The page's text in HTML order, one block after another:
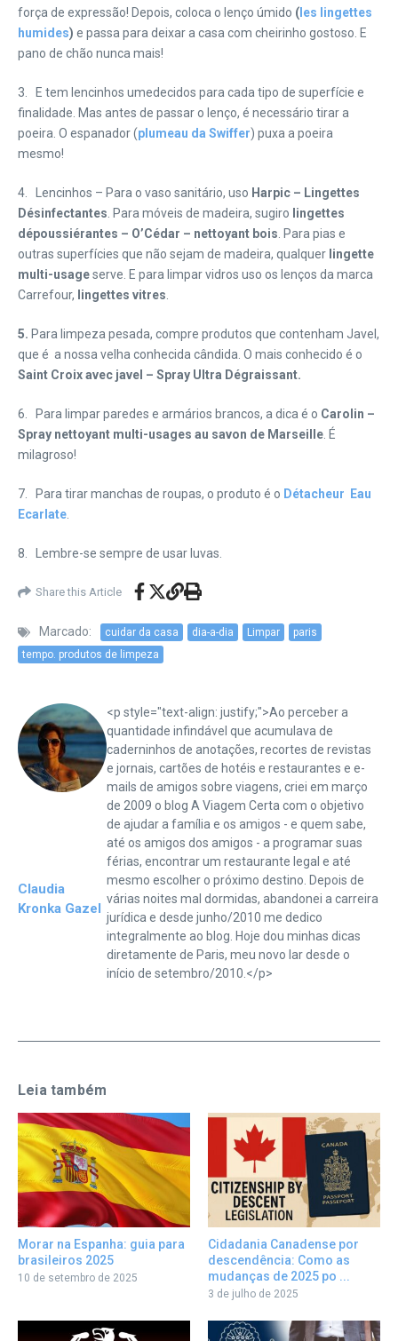
força de expressão! Depois, coloca o lenço úmido ( les lingettes
humides) e passa para deixar a casa com cheirinho gostoso. E
pano de chão nunca mais!
3. E tem lencinhos umedecidos para cada tipo de superfície e
finalidade. Mas antes de passar o lenço, é necessário tirar a
poeira. O espanador (plumeau da Swiffer) puxa a poeira
mesmo!
4. Lencinhos – Para o vaso sanitário, uso Harpic – Lingettes
Désinfectantes . Para móveis de madeira, sugiro lingettes
dépoussiérantes – O’Cédar – nettoyant bois . Para pias e
outras superfícies que não sejam de madeira, qualquer lingette
multi-usageserve. E para limpar vidros uso os lenços da marca
Carrefour, lingettes vitres
5. Para limpeza pesada, compre produtos que contenham Javel,
que é a nossa velha conhecida cândida. O mais conhecido é o
Saint Croix avec javel – Spray Ultra Dégraissant.
6. Para limpar paredes e armários brancos, a dica é o Carolin –
Spray nettoyant multi-usages au savon de Marseille . É
milagroso!
7. Para tirar manchas de roupas, o produto é o Détacheur Eau
Ecarlate
8. Lembre-se sempre de usar luvas.
Share this Article
Marcado: cuidar da casa dia-a-dia Limpar
paris
tempo. produtos de limpeza
Claudia
Kronka Gazel
<p style="text-align: justify;">Ao perceber a
quantidade infindável que acumulava de
caderninhos de anotações, recortes de revistas
e jornais, cartões de hotéis e restaurantes e e-
mails de amigos sobre viagens, criei em março
de 2009 o blog A Viagem Certa com o objetivo
de ajudar a família e os amigos - e quem sabe,
até os amigos dos amigos - a programar suas
férias, encontrar um restaurante legal e até
mesmo escolher o próximo destino. Depois de
várias noites mal dormidas, abandonei a carreira
jurídica e desde junho/2010 me dedico
integralmente ao blog. Hoje dou minhas dicas
diretamente de Paris, meu novo lar desde o
início de setembro/2010.</p>
Leia também
Morar na Espanha: guia para
brasileiros 2025
10 de setembro de 2025
Cidadania Canadense por
descendência: Como as
mudanças de 2025 po ...
3 de julho de 2025